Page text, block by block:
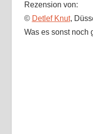
Rezension von:
© Detlef Knut,
Was es sonst noch